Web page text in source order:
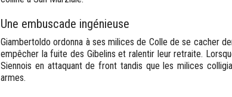
Une embuscade ingénieuse
Giambertoldo ordonna à ses milices de Colle de se cacher
empêcher la fuite des Gibelins et ralentir leur retraite.
Siennois en attaquant de front tandis que les milices
armes.